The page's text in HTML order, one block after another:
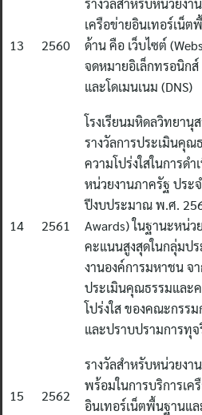
Search
13 2560
รางวัลสำหรับหน่วยงา
เครือข่ายอินเทอร์เน็ต
ด้าน คือ เว็บไซต์
จดหมายอิเล็กทรอนิกส์
และโดเมนเนม (DNS)
14 2561
โรงเรียนมหิดลวิทยานุ
รางวัลการประเมินคุณ
ความโปร่งใสในการดำ
หน่วยงานภาครัฐ ประ
ปีงบประมาณ พ.ศ.
Awards) ในฐานะหน่ว
คะแนนสูงสุดในกลุ่มป
งานองค์การมหาชน จ
ประเมินคุณธรรมและ
โปร่งใส ของคณะกรร
และปราบปรามการทุ
15 2562
รางวัลสำหรับหน่วยงา
พร้อมในการบริการเค
อินเทอร์เน็ตพื้นฐานแ